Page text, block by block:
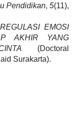
Pendidikan, 5(11),
EMOSI
AKHIR YANG
(Doctoral
Surakarta).